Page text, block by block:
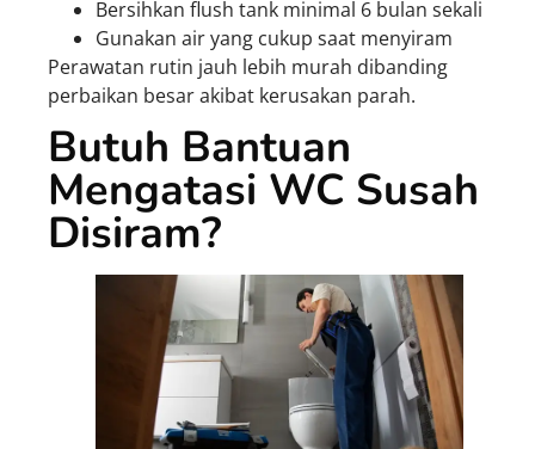
Bersihkan flush tank minimal 6 bulan sekali
Gunakan air yang cukup saat menyiram
Perawatan rutin jauh lebih murah dibanding
perbaikan besar akibat kerusakan parah.
Butuh Bantuan
Mengatasi WC Susah
Disiram?